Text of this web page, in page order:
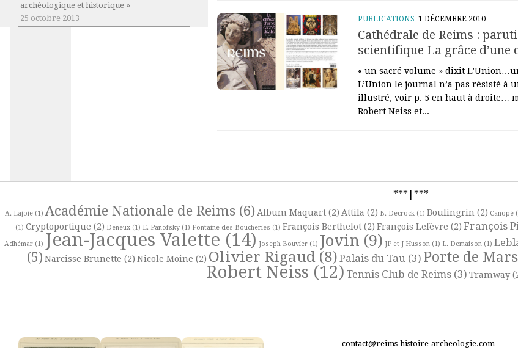
PUBLICATIONS 1 DÉCEMBRE 2010
Cathédrale de Reims :
scientifique La grâce d’une
« un sacré volume » dixit
L’Union le journal n’a pas résisté à
illustré, voir p. 5 en haut à droite…
Robert Neiss et...
archéologique et historique »
25 octobre 2013
***|***
A. Lajoie(1) Académie Nationale de Reims (6) Album Maquart(2) Attila (2) B. Decrock(1) Boulingrin(2) Canopé
(1) Cryptoportique (2) Deneux(1) E. Panofsky(1) Fontaine des Boucheries (1) François Berthelot(2) François Lefèvre (2) François
Adhémar (1) Jean-Jacques Valette (14) Joseph Bouvier (1) Jovin (9) JP et J Husson (1) L. Demaison (1)
(5) Narcisse Brunette (2) Nicole Moine (2) Olivier Rigaud(8) Palais du Tau(3) Porte de Mars
Robert Neiss (12) Tennis Club de Reims(3) Tramway
contact@reims-histoire-archeologie.com